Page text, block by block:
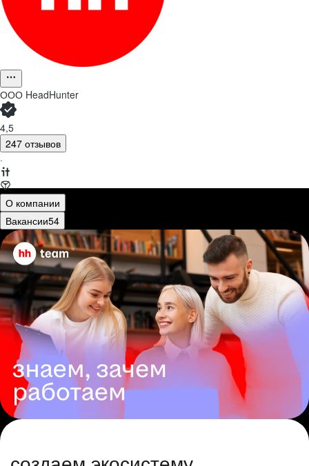
ООО HeadHunter
4,5
247 отзывов
·
О компании
Вакансии54